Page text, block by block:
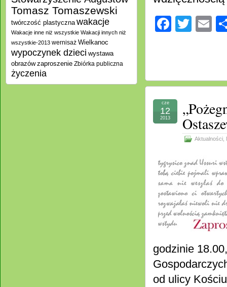
Aktualności
cze
12
2013
godzinie
od ulicy
Tomasz Tomaszewski
twórczość plastyczna wakacje
Wakacje inne niż wszystkie Wakacji innych niż
wszystkie-2013 wernisaż Wielkanoc
wypoczynek dzieci wystawa
obrazów zaproszenie Zbiórka publiczna
życzenia